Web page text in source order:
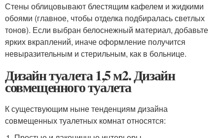
Стены облицовывают блестящим кафелем и жидкими
обоями (главное, чтобы отделка подбиралась светлых
тонов). Если выбран белоснежный материал, добавьте
ярких вкраплений, иначе оформление получится
невыразительным и стерильным, как в больнице.
Дизайн туалета 1,5 м2. Дизайн
совмещенного туалета
К существующим ныне тенденциям дизайна
совмещенных туалетных комнат относятся: